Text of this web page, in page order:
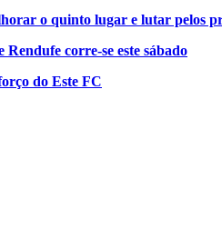
o quinto lugar e lutar pelos
Rendufe corre-se este sábado
do Este FC